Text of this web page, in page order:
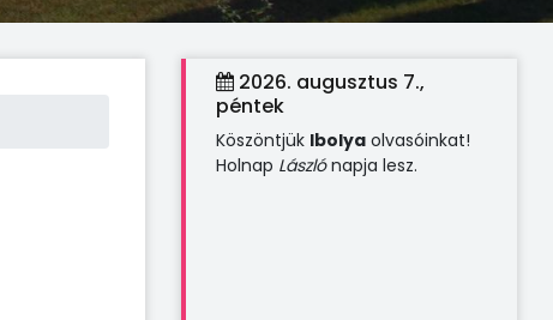
2026. augusztus 7.,
péntek
Köszöntjük Ibolya olvasóinkat!
Holnap Lászlónapja lesz.